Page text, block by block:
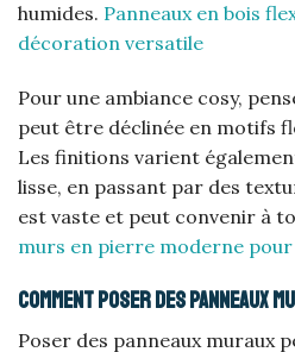
humides. Panneaux en bois
décoration versatile
Pour une ambiance cosy,
peut être déclinée en motifs
Les finitions varient
lisse, en passant par des
est vaste et peut convenir à
murs en pierre moderne
Comment poser des panneaux
Poser des panneaux muraux